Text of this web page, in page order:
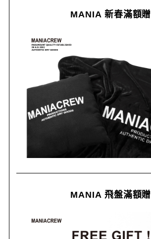
MANIA 新春滿額贈
MANIA 飛盤滿額贈